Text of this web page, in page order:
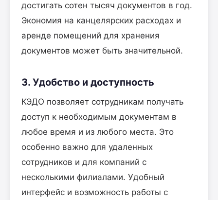
достигать сотен тысяч документов в год.
Экономия на канцелярских расходах и
аренде помещений для хранения
документов может быть значительной.
3. Удобство и доступность
КЭДО позволяет сотрудникам получать
доступ к необходимым документам в
любое время и из любого места. Это
особенно важно для удаленных
сотрудников и для компаний с
несколькими филиалами. Удобный
интерфейс и возможность работы с